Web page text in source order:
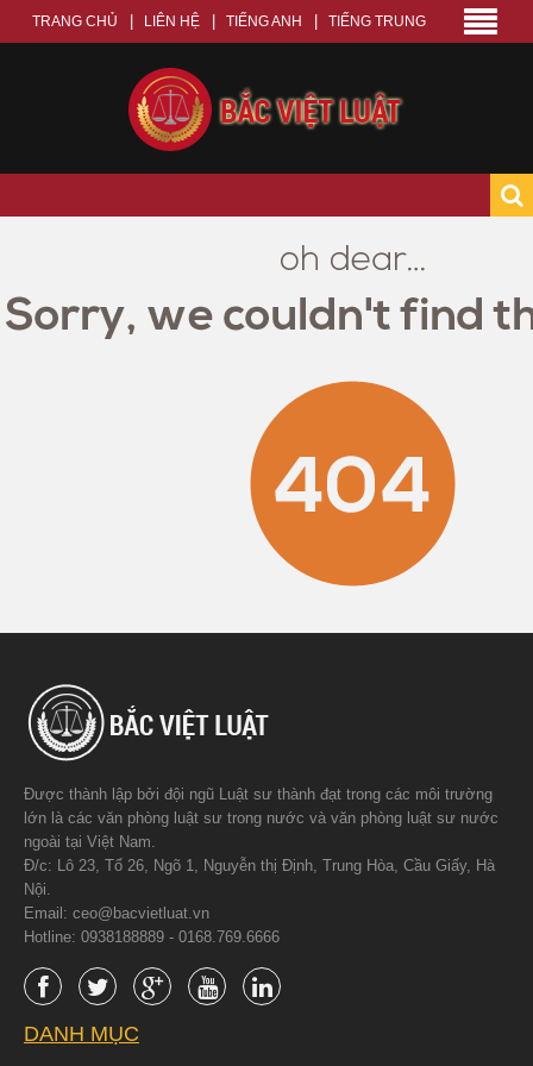
TRANG CHỦ LIÊN HỆ TIẾNG ANH TIẾNG TRUNG
Được thành lập bởi đội ngũ Luật sư thành đạt trong các môi trường
lớn là các văn phòng luật sư trong nước và văn phòng luật sư nước
ngoài tại Việt Nam.
Đ/c: Lô 23, Tổ 26, Ngõ 1, Nguyễn thị Định, Trung Hòa, Cầu Giấy, Hà
Nội.
Email: ceo@bacvietluat.vn
Hotline: 0938188889 - 0168.769.6666
DANH MỤC